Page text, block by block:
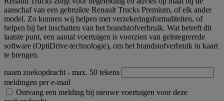
aanschaf van een gebruikte Renault Trucks Premium, of elk ander
model. Zo kunnen wij helpen met verzekeringsformaliteiten, of
helpen bij het inschatten van het brandstofverbruik. Wat betreft dit
laatste punt, een aantal voertuigen is voorzien van geïntegreerde
software (OptiDrive-technologie), om het brandstofverbruik in kaart
te brengen.
naam zoekopdracht - max. 50 tekens
meldingen per e-mail
Ontvang een melding bij nieuwe voertuigen voor deze